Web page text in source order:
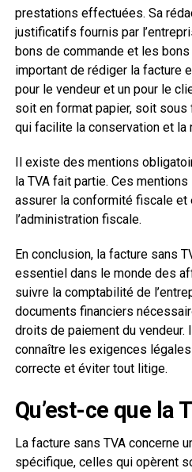
prestations effectuées. Sa
justificatifs fournis par
bons de commande et les
important de rédiger la facture
pour le vendeur et un pour le
soit en format papier, soit
qui facilite la conservation et la
Il existe des mentions
la TVA fait partie. Ces
assurer la conformité fiscale
l’administration fiscale.
En conclusion, la facture sans
essentiel dans le monde des
suivre la comptabilité de
documents financiers
droits de paiement du vendeur.
connaître les exigences
correcte et éviter tout litige.
Qu’est-ce que la
La facture sans TVA concerne
spécifique, celles qui opèrent